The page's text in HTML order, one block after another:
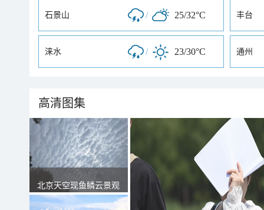
石景山 / 25/32°C 丰台
涞水 / 23/30°C 通州
高清图集
北京天空现鱼鳞云景观